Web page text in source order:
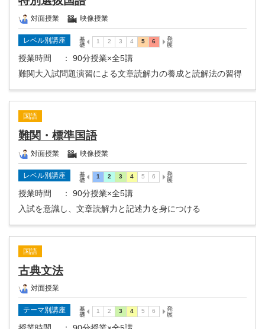
対面授業 映像授業
レベル別講座
授業時間
： 90分授業×全5講
難関大入試問題演習による文章読解力の養成と読解法の習得
国語
難関・標準国語
対面授業 映像授業
レベル別講座
授業時間
： 90分授業×全5講
入試を意識し、文章読解力と記述力を身につける
国語
古典文法
対面授業
テーマ別講座